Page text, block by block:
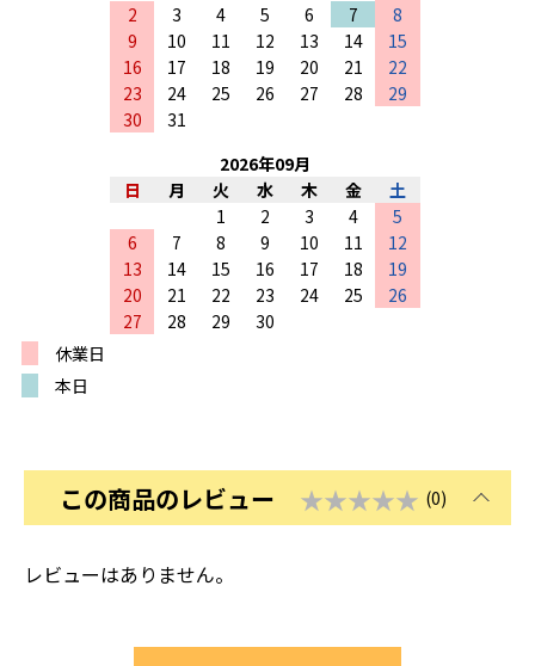
2
3 4 5 6 7
8
9
10 11 12 13 14
15
16
17 18 19 20 21
22
23
24 25 26 27 28
29
30
31
2026年09月
日
月 火 水 木 金
土
1
2 3 4
5
6
7 8 9 10 11
12
13
14 15 16 17 18
19
20
21 22 23 24 25
26
27
28 29
30
休業日
本日
この商品のレビュー ★★★★★ (0)
レビューはありません。